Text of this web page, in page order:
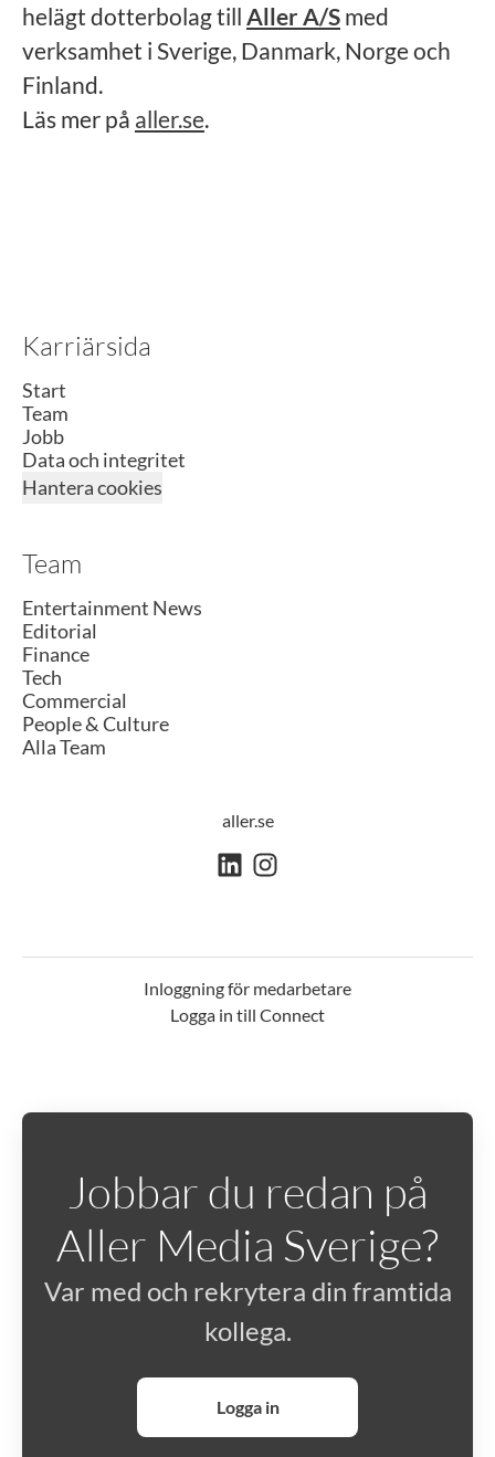
helägt dotterbolag till Aller A/S med
verksamhet i Sverige, Danmark, Norge och
Finland.
Läs mer på aller.se.
Karriärsida
Start
Team
Jobb
Data och integritet
Hantera cookies
Team
Entertainment News
Editorial
Finance
Tech
Commercial
People & Culture
Alla Team
aller.se
Inloggning för medarbetare
Logga in till Connect
Jobbar du redan på
Aller Media Sverige?
Var med och rekrytera din framtida
kollega.
Logga in